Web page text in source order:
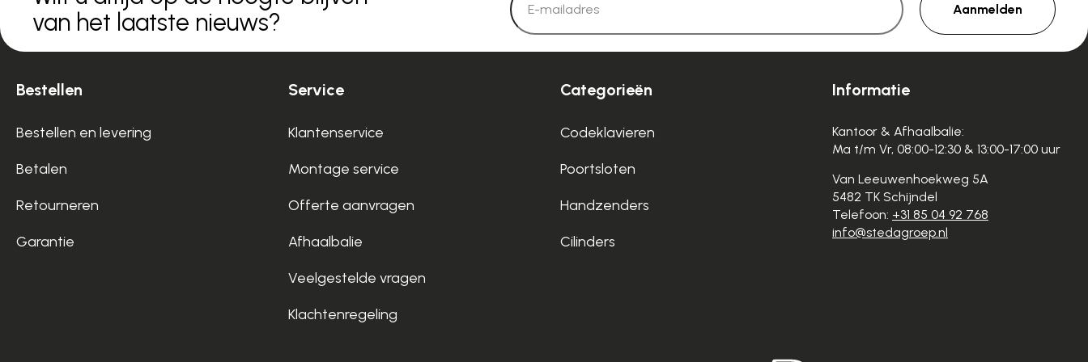
van het laatste nieuws?
Aanmelden
Bestellen
Bestellen en levering
Betalen
Retourneren
Garantie
Service
Klantenservice
Montage service
Offerte aanvragen
Afhaalbalie
Veelgestelde vragen
Klachtenregeling
Categorieën
Codeklavieren
Poortsloten
Handzenders
Cilinders
Informatie
Kantoor & Afhaalbalie:
Ma t/m Vr, 08:00-12:30 & 13:00-17:00 uur
Van Leeuwenhoekweg 5A
5482 TK Schijndel
Telefoon: +31 85 04 92 768
info@stedagroep.nl